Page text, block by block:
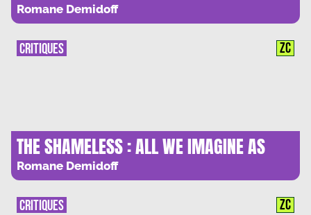
JUSQU’AU SANG
Romane Demidoff
THE SHAMELESS : ALL WE IMAGINE AS
LOVE
Romane Demidoff
CRITIQUES ZC
CRITIQUES ZC